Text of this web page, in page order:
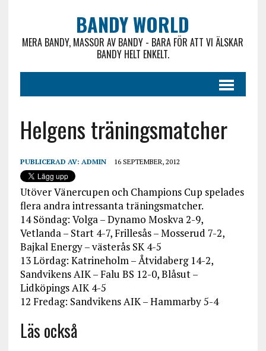
BANDY WORLD
MERA BANDY, MASSOR AV BANDY - BARA FÖR ATT VI ÄLSKAR
BANDY HELT ENKELT.
Helgens träningsmatcher
PUBLICERAD AV: ADMIN 16 SEPTEMBER, 2012
Utöver Vänercupen och Champions Cup spelades
flera andra intressanta träningsmatcher.
14 Söndag: Volga – Dynamo Moskva 2-9,
Vetlanda – Start 4-7, Frillesås – Mosserud 7-2,
Bajkal Energy – västerås SK 4-5
13 Lördag: Katrineholm – Åtvidaberg 14-2,
Sandvikens AIK – Falu BS 12-0, Blåsut –
Lidköpings AIK 4-5
12 Fredag: Sandvikens AIK – Hammarby 5-4
Läs också